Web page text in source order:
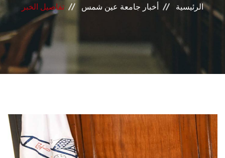
الرعاية الصحية
المراكز والوحدات
الأنظمة الذكية
تواصل معنا
الطلاب
الرئيسية أخبار جامعة عين شمس تفاصيل الخبر